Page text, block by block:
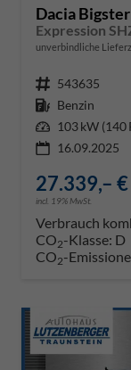
Dacia Bigster
Expression
unverbindliche
Fahrzeugnr. 543635
Kraftstoff Benzin
Leistung 103 kW (140
16.09.2025
27.339,– €
incl. 19% MwSt.
Verbrauch
CO2-Klasse: D
CO2-